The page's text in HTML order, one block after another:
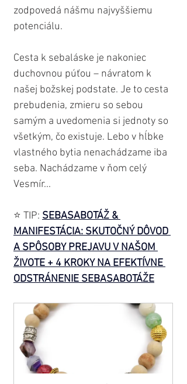
zodpovedá nášmu najvyššiemu
potenciálu.
Cesta k sebaláske je nakoniec
duchovnou púťou – návratom k
našej božskej podstate. Je to cesta
prebudenia, zmieru so sebou
samým a uvedomenia si jednoty so
všetkým, čo existuje. Lebo v hĺbke
vlastného bytia nenachádzame iba
seba. Nachádzame v ňom celý
Vesmír...
⭐️ TIP: SEBASABOTÁŽ &
MANIFESTÁCIA: SKUTOČNÝ DÔVOD
A SPÔSOBY PREJAVU V NAŠOM
ŽIVOTE + 4 KROKY NA EFEKTÍVNE
ODSTRÁNENIE SEBASABOTÁŽE